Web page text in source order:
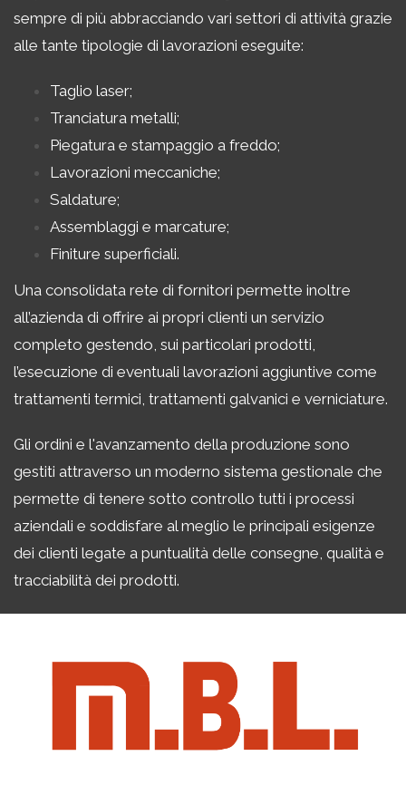
sempre di più abbracciando vari settori di attività grazie
alle tante tipologie di lavorazioni eseguite:
Taglio laser;
Tranciatura metalli;
Piegatura e stampaggio a freddo;
Lavorazioni meccaniche;
Saldature;
Assemblaggi e marcature;
Finiture superficiali.
Una consolidata rete di fornitori permette inoltre
all’azienda di offrire ai propri clienti un servizio
completo gestendo, sui particolari prodotti,
l’esecuzione di eventuali lavorazioni aggiuntive come
trattamenti termici, trattamenti galvanici e verniciature.
Gli ordini e l'avanzamento della produzione sono
gestiti attraverso un moderno sistema gestionale che
permette di tenere sotto controllo tutti i processi
aziendali e soddisfare al meglio le principali esigenze
dei clienti legate a puntualità delle consegne, qualità e
tracciabilità dei prodotti.